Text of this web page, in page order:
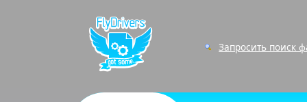
Запросить поиск